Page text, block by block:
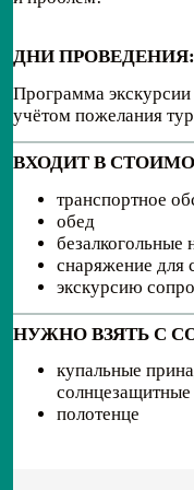
ДНИ
Программа экскурсии
учётом пожелания
ВХОДИТ В
транспортное
обед
безалкогольные
снаряжение для
экскурсию
НУЖНО ВЗЯТЬ С
купальные
полотенце